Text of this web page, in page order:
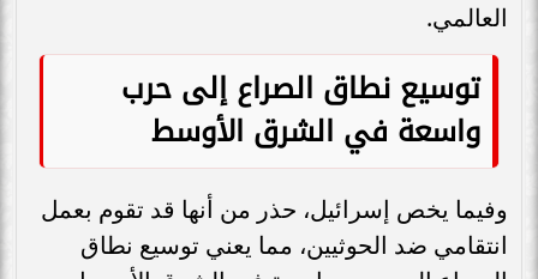
العالمي.
توسيع نطاق الصراع إلى حرب
واسعة في الشرق الأوسط
وفيما يخص إسرائيل، حذر من أنها قد تقوم بعمل
انتقامي ضد الحوثيين، مما يعني توسيع نطاق